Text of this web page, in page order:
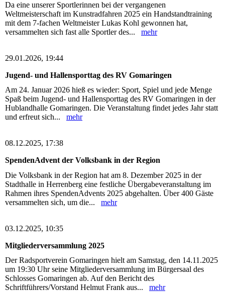
Da eine unserer Sportlerinnen bei der vergangenen
Weltmeisterschaft im Kunstradfahren 2025 ein Handstandtraining
mit dem 7-fachen Weltmeister Lukas Kohl gewonnen hat,
versammelten sich fast alle Sportler des... mehr
29.01.2026, 19:44
Jugend- und Hallensporttag des RV Gomaringen
Am 24. Januar 2026 hieß es wieder: Sport, Spiel und jede Menge
Spaß beim Jugend- und Hallensporttag des RV Gomaringen in der
Hublandhalle Gomaringen. Die Veranstaltung findet jedes Jahr statt
und erfreut sich... mehr
08.12.2025, 17:38
SpendenAdvent der Volksbank in der Region
Die Volksbank in der Region hat am 8. Dezember 2025 in der
Stadthalle in Herrenberg eine festliche Übergabeveranstaltung im
Rahmen ihres SpendenAdvents 2025 abgehalten. Über 400 Gäste
versammelten sich, um die... mehr
03.12.2025, 10:35
Mitgliederversammlung 2025
Der Radsportverein Gomaringen hielt am Samstag, den 14.11.2025
um 19:30 Uhr seine Mitgliederversammlung im Bürgersaal des
Schlosses Gomaringen ab. Auf den Bericht des
Schriftführers/Vorstand Helmut Frank aus... mehr